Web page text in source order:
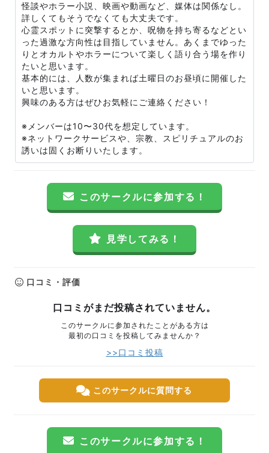
怪談やホラー小説、映画や動画など、媒体は関係なし。
詳しくてもそうでなくても大丈夫です。
心霊スポットに突撃するとか、呪物を持ち寄るなどとい
った過激な方向性は目指していません。あくまでゆった
りとオカルトやホラーについて楽しく語り合う場を作り
たいと思います。
基本的には、人数が集まれば土曜日のお昼頃に開催した
いと思います。
興味のある方はぜひお気軽にご連絡ください！
※メンバーは10〜30代を想定しています。
※ネットワークサービスや、宗教、スピリチュアルのお
誘いは固くお断りいたします。
このサークルに参加する！
見学してみる！
口コミ・評価
口コミがまだ投稿されていません。
このサークルに参加されたことがある方は
最初の口コミを投稿してみませんか？
>>口コミ投稿
このサークルに質問する
このサークルに参加する！